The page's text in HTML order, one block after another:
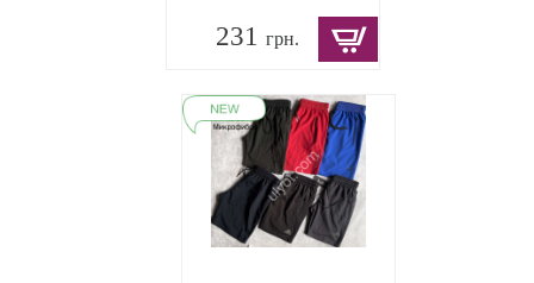
231 грн.